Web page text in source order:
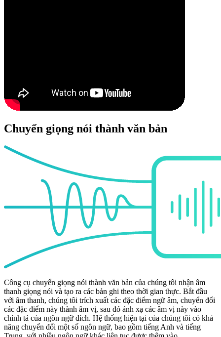
Chuyển giọng nói thành văn bản
Công cụ chuyển giọng nói thành văn bản của chúng tôi nhận âm
thanh giọng nói và tạo ra các bản ghi theo thời gian thực. Bắt đầu
với âm thanh, chúng tôi trích xuất các đặc điểm ngữ âm, chuyển đổi
các đặc điểm này thành âm vị, sau đó ánh xạ các âm vị này vào
chính tả của ngôn ngữ đích. Hệ thống hiện tại của chúng tôi có khả
năng chuyển đổi một số ngôn ngữ, bao gồm tiếng Anh và tiếng